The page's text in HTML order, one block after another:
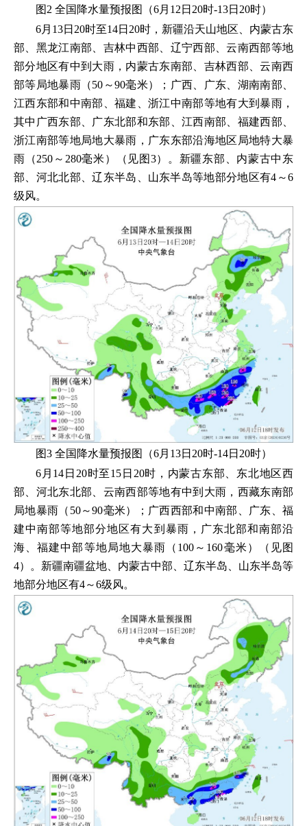
图2 全国降水量预报图（6月12日20时-13日20时）
6月13日20时至14日20时，新疆沿天山地区、内蒙古东
部、黑龙江南部、吉林中西部、辽宁西部、云南西部等地
部分地区有中到大雨，内蒙古东南部、吉林西部、云南西
部等局地暴雨（50～90毫米）；广西、广东、湖南南部、
江西东部和中南部、福建、浙江中南部等地有大到暴雨，
其中广西东部、广东北部和东部、江西南部、福建西部、
浙江南部等地局地大暴雨，广东东部沿海地区局地特大暴
雨（250～280毫米）（见图3）。新疆东部、内蒙古中东
部、河北北部、辽东半岛、山东半岛等地部分地区有4～6
级风。
图3 全国降水量预报图（6月13日20时-14日20时）
6月14日20时至15日20时，内蒙古东部、东北地区西
部、河北东北部、云南西部等地有中到大雨，西藏东南部
局地暴雨（50～90毫米）；广西西部和中南部、广东、福
建中南部等地部分地区有大到暴雨，广东北部和南部沿
海、福建中部等地局地大暴雨（100～160毫米）（见图
4）。新疆南疆盆地、内蒙古中部、辽东半岛、山东半岛等
地部分地区有4～6级风。